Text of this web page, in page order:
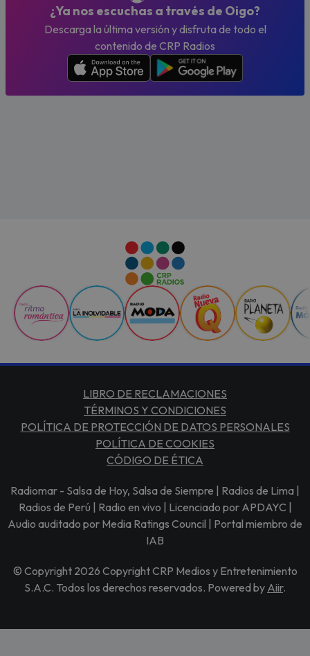
¿Ya nos escuchas a través de Oigo?
Descarga la última versión y disfruta de todo el
contenido de CRP Radios
LIBRO DE RECLAMACIONES
TÉRMINOS Y CONDICIONES
POLÍTICA DE PROTECCIÓN DE DATOS PERSONALES
POLÍTICA DE COOKIES
CÓDIGO DE ÉTICA
Radiomar - Salsa de Hoy, Salsa de Siempre | Radios de Lima |
Radios de Perú | Radio en vivo | Licenciado por APDAYC |
Audio auditado por Media Ratings Council | Portal miembro de
IAB
© Copyright 2026 Copyright CRP Medios y Entretenimiento
S.A.C. Todos los derechos reservados. Powered by Aiir.